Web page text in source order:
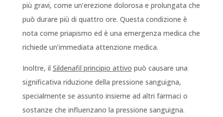
più gravi, come un’erezione dolorosa e prolungata che
può durare più di quattro ore. Questa condizione è
nota come priapismo ed è una emergenza medica che
richiede un’immediata attenzione medica.
Inoltre, il Sildenafil principio attivo può causare una
significativa riduzione della pressione sanguigna,
specialmente se assunto insieme ad altri farmaci o
sostanze che influenzano la pressione sanguigna.